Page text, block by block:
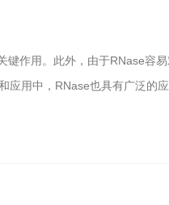
键作用。此外，由于RNase容
应用中， RNase也具有广泛的应